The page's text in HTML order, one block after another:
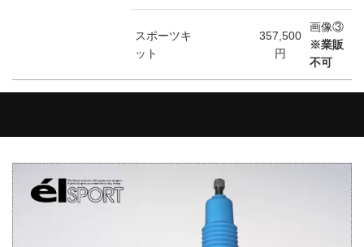
スポーツキ
ット
357,500
円
画像③
※業販
不可